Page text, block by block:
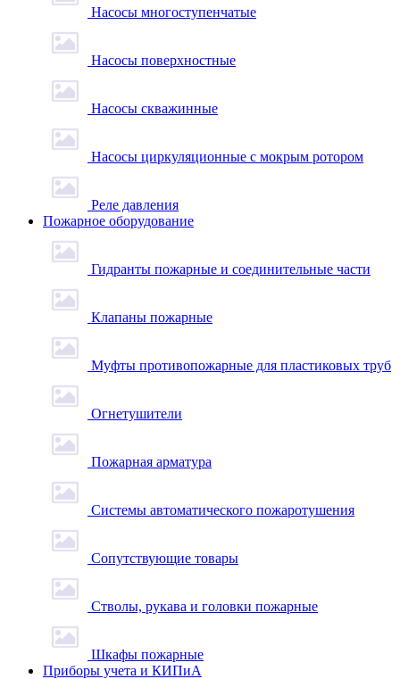
Насосы многоступенчатые
Насосы поверхностные
Насосы скважинные
Насосы циркуляционные с мокрым ротором
Реле давления
Пожарное оборудование
Гидранты пожарные и соединительные части
Клапаны пожарные
Муфты противопожарные для пластиковых труб
Огнетушители
Пожарная арматура
Системы автоматического пожаротушения
Сопутствующие товары
Стволы, рукава и головки пожарные
Шкафы пожарные
Приборы учета и КИПиА